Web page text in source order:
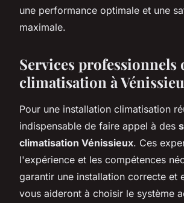
une performance optimale et une
maximale.
Services professionnels
climatisation à
Pour une installation climatisation
indispensable de faire appel à des
climatisation Vénissieux. Ces
l'expérience et les compétences
garantir une installation correcte et
vous aideront à choisir le système